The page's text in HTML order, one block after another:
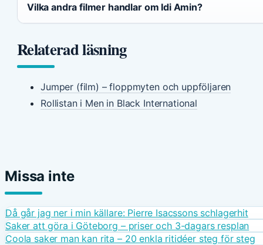
Vilka andra filmer handlar om Idi Amin?
Relaterad läsning
Jumper (film) – floppmyten och uppföljaren
Rollistan i Men in Black International
Missa inte
Då går jag ner i min källare: Pierre Isacssons schlagerhit
Saker att göra i Göteborg – priser och 3-dagars resplan
Coola saker man kan rita – 20 enkla ritidéer steg för steg